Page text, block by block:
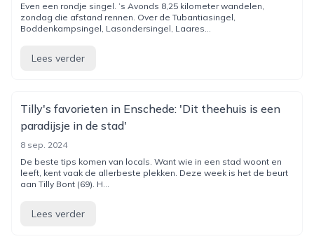
Even een rondje singel. ’s Avonds 8,25 kilometer wandelen,
zondag die afstand rennen. Over de Tubantiasingel,
Boddenkampsingel, Lasondersingel, Laares...
Lees verder
Tilly's favorieten in Enschede: 'Dit theehuis is een
paradijsje in de stad'
8 sep. 2024
De beste tips komen van locals. Want wie in een stad woont en
leeft, kent vaak de allerbeste plekken. Deze week is het de beurt
aan Tilly Bont (69). H...
Lees verder